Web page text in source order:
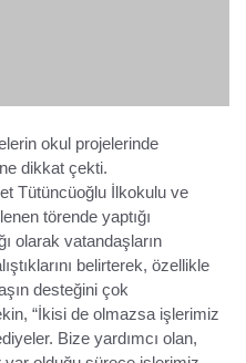
okul projelerinde
dikkat çekti.
Tütüncüoğlu İlkokulu ve
törende yaptığı
olarak vatandaşların
belirterek, özellikle
desteğini çok
“İkisi de olmazsa işlerimiz
Bize yardımcı olan,